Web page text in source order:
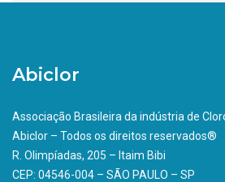
Abiclor
Associação Brasileira da indústria de
Abiclor – Todos os direitos reservados®
R. Olimpíadas, 205 – Itaim Bibi
CEP: 04546-004 – SÃO PAULO – SP